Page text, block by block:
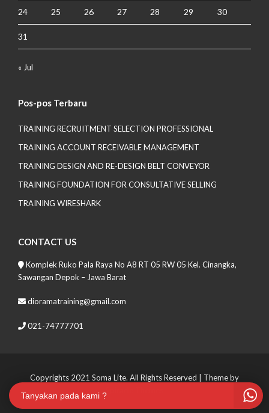
24 25 26 27 28 29 30
31
« Jul
Pos-pos Terbaru
TRAINING RECRUITMENT SELECTION PROFESSIONAL
TRAINING ACCOUNT RECEIVABLE MANAGEMENT
TRAINING DESIGN AND RE-DESIGN BELT CONVEYOR
TRAINING FOUNDATION FOR CONSULTATIVE SELLING
TRAINING WIRESHARK
CONTACT US
Komplek Ruko Pala Raya No A8 RT 05 RW 05 Kel. Cinangka,
Sawangan Depok – Jawa Barat
dioramatraining@gmail.com
021-74777701
Copyrights 2021 Soma Lite. All Rights Reserved | Theme by
Tanyakan pada kami ?